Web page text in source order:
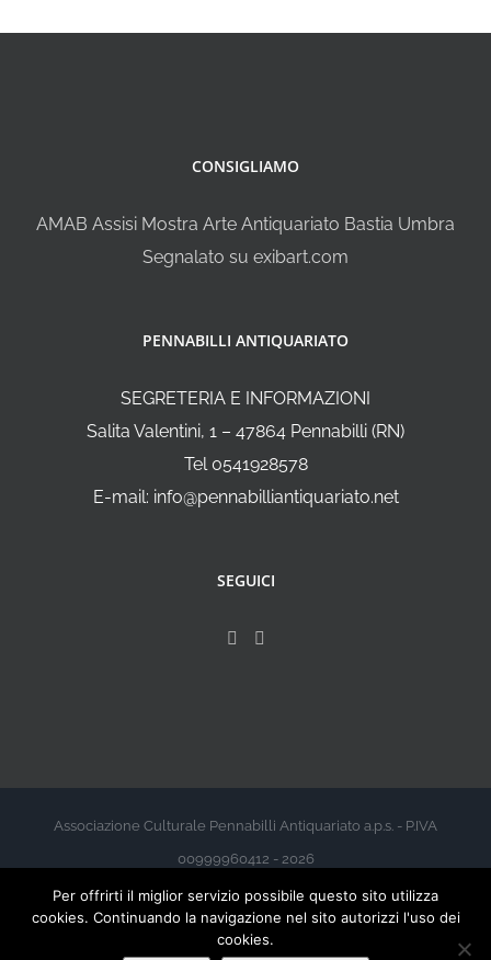
CONSIGLIAMO
AMAB Assisi Mostra Arte Antiquariato Bastia Umbra
Segnalato su exibart.com
PENNABILLI ANTIQUARIATO
SEGRETERIA E INFORMAZIONI
Salita Valentini, 1 – 47864 Pennabilli (RN)
Tel 0541928578
E-mail: info@pennabilliantiquariato.net
SEGUICI
Associazione Culturale Pennabilli Antiquariato a.p.s. - P.IVA
00999960412 - 2026
Per offrirti il miglior servizio possibile questo sito utilizza
cookies. Continuando la navigazione nel sito autorizzi l'uso dei
cookies.